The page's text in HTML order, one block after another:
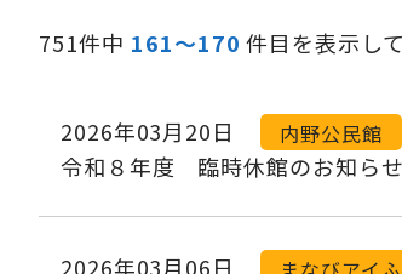
751件中 161～170 件目を表示し
2026年03月20日 内野公民館
令和８年度 臨時休館のお知ら
2026年03月06日